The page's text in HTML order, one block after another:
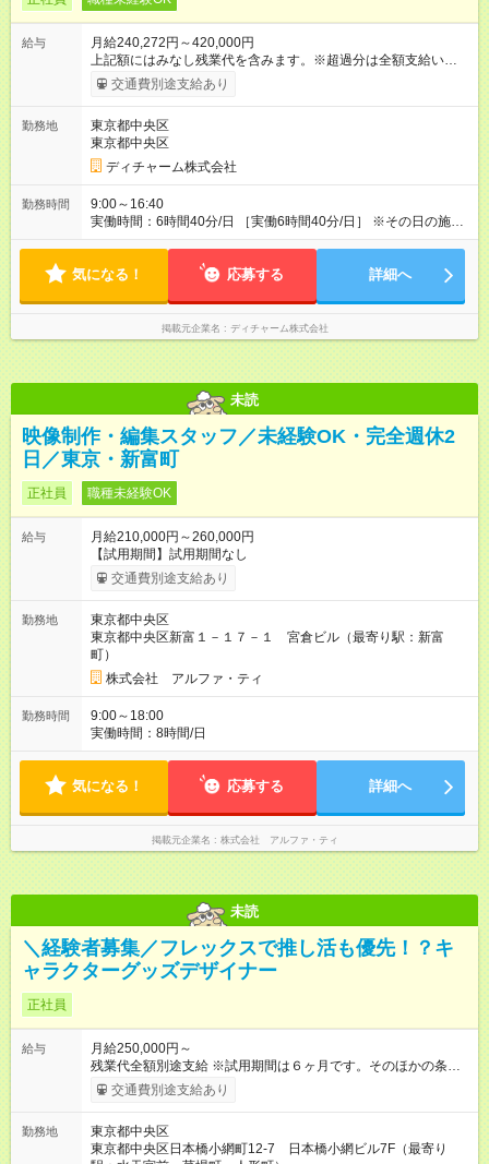
給与
月給240,272円～420,000円
上記額にはみなし残業代を含みます。※超過分は全額支給いたし
ます。 みなし残業代 56,772円／月 みなし残業時間 41.5時間／
月 【みなし残業について】 みなし残業には帰宅時間と帰宅後の
働がなくても固定の手当としてお支払いしています。 施設での
稼働が長引いた場合、その分の残業代をお支払いいたします。
【モデル年収】 入社2年目/チーフスタイリスト/40代：29万円
（週5日勤務、担当業務手当含む） 入社4年目/チームリーダ
ー/50代：35万円（週5日勤務、自家用車手当、担当業務手当含
む） 入社12年目/エリアマネージャー/40代：55万円（週6日勤
昇給あり 【各種手当】 土曜手当：1，000円、祝日手当：2，
000円 自家用車手当：25，000～35，000円（居住地域によ
る）、遠距離手当：移動距離・移動方法に応じて支給 各種担当
業務手当：担当業務・エリアに応じて支給 その他手当（通信手
当、アサイン協力手当、教育担当手当など） 【試用期間】試用
期間あり 試用期間の長さ：3ヶ月 雇用形態、給与は本採用時と
交通費別途支給あり
勤務地
東京都中央区
東京都中央区
ディチャーム株式会社
勤務時間
9:00～16:40
実働時間：6時間40分/日 ［実働6時間40分/日］ ※その日の施術
が早く終わった場合早めに帰宅できます。早めに帰宅の場合も
10時間程度、介護施設への訪問となるので遅くとも18時頃には
気になる！ 応募する 詳細へ
掲載元企業名 ディチャーム株式会社
未読
映像制作・編集スタッフ／未経験OK・完全週休2
日／東京・新富町
正社員 職種未経験OK
給与
月給210,000円～260,000円
【試用期間】試用期間なし
交通費別途支給あり
勤務地
東京都中央区
東京都中央区新富１－１７－１ 宮倉ビル（最寄り駅：新富
町）
株式会社 アルファ・ティ
勤務時間
9:00～18:00
実働時間：8時間/日
気になる！ 応募する 詳細へ
掲載元企業名 株式会社 アルファ・ティ
未読
＼経験者募集／フレックスで推し活も優先！？キ
ャラクターグッズデザイナー
正社員
給与
月給250,000円～
残業代全額別途支給 ※試用期間は６ヶ月です。そのほかの条件
に変更はありません。 ※給与は経験・実績を考慮いたします。
【試用期間】試用期間あり 試用期間の長さ：6ヶ月 雇用形態、
交通費別途支給あり
勤務地
東京都中央区
東京都中央区日本橋小網町12‐7 日本橋小網ビル7F（最寄り